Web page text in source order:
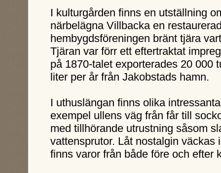
I kulturgården finns en utställning
närbelägna Villbacka en
hembygdsföreningen bränt tjära
Tjäran var förr ett eftertraktat
på 1870-talet exporterades 20 000
liter per år från Jakobstads hamn.
I uthuslängan finns olika
exempel ullens väg från får till
med tillhörande utrustning såsom
vattensprutor. Låt nostalgin väckas
finns varor från både före och efter